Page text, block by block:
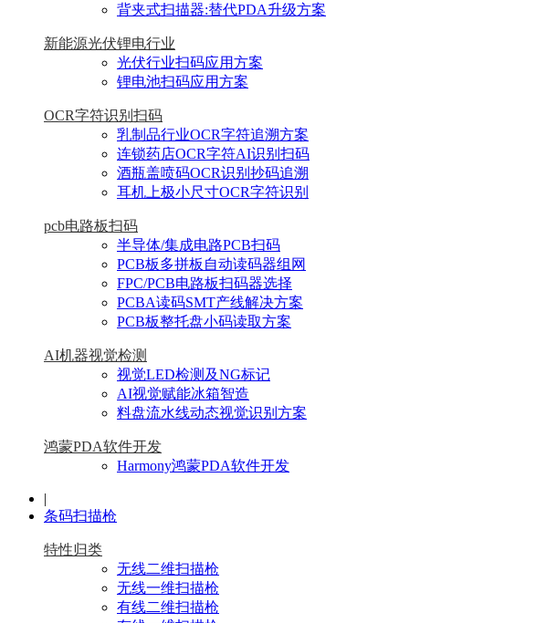
背夹式扫描器:替代PDA升级方案
新能源光伏锂电行业
光伏行业扫码应用方案
锂电池扫码应用方案
OCR字符识别扫码
乳制品行业OCR字符追溯方案
连锁药店OCR字符AI识别扫码
酒瓶盖喷码OCR识别抄码追溯
耳机上极小尺寸OCR字符识别
pcb电路板扫码
半导体/集成电路PCB扫码
PCB板多拼板自动读码器组网
FPC/PCB电路板扫码器选择
PCBA读码SMT产线解决方案
PCB板整托盘小码读取方案
AI机器视觉检测
视觉LED检测及NG标记
AI视觉赋能冰箱智造
料盘流水线动态视觉识别方案
鸿蒙PDA软件开发
Harmony鸿蒙PDA软件开发
|
条码扫描枪
特性归类
无线二维扫描枪
无线一维扫描枪
有线二维扫描枪